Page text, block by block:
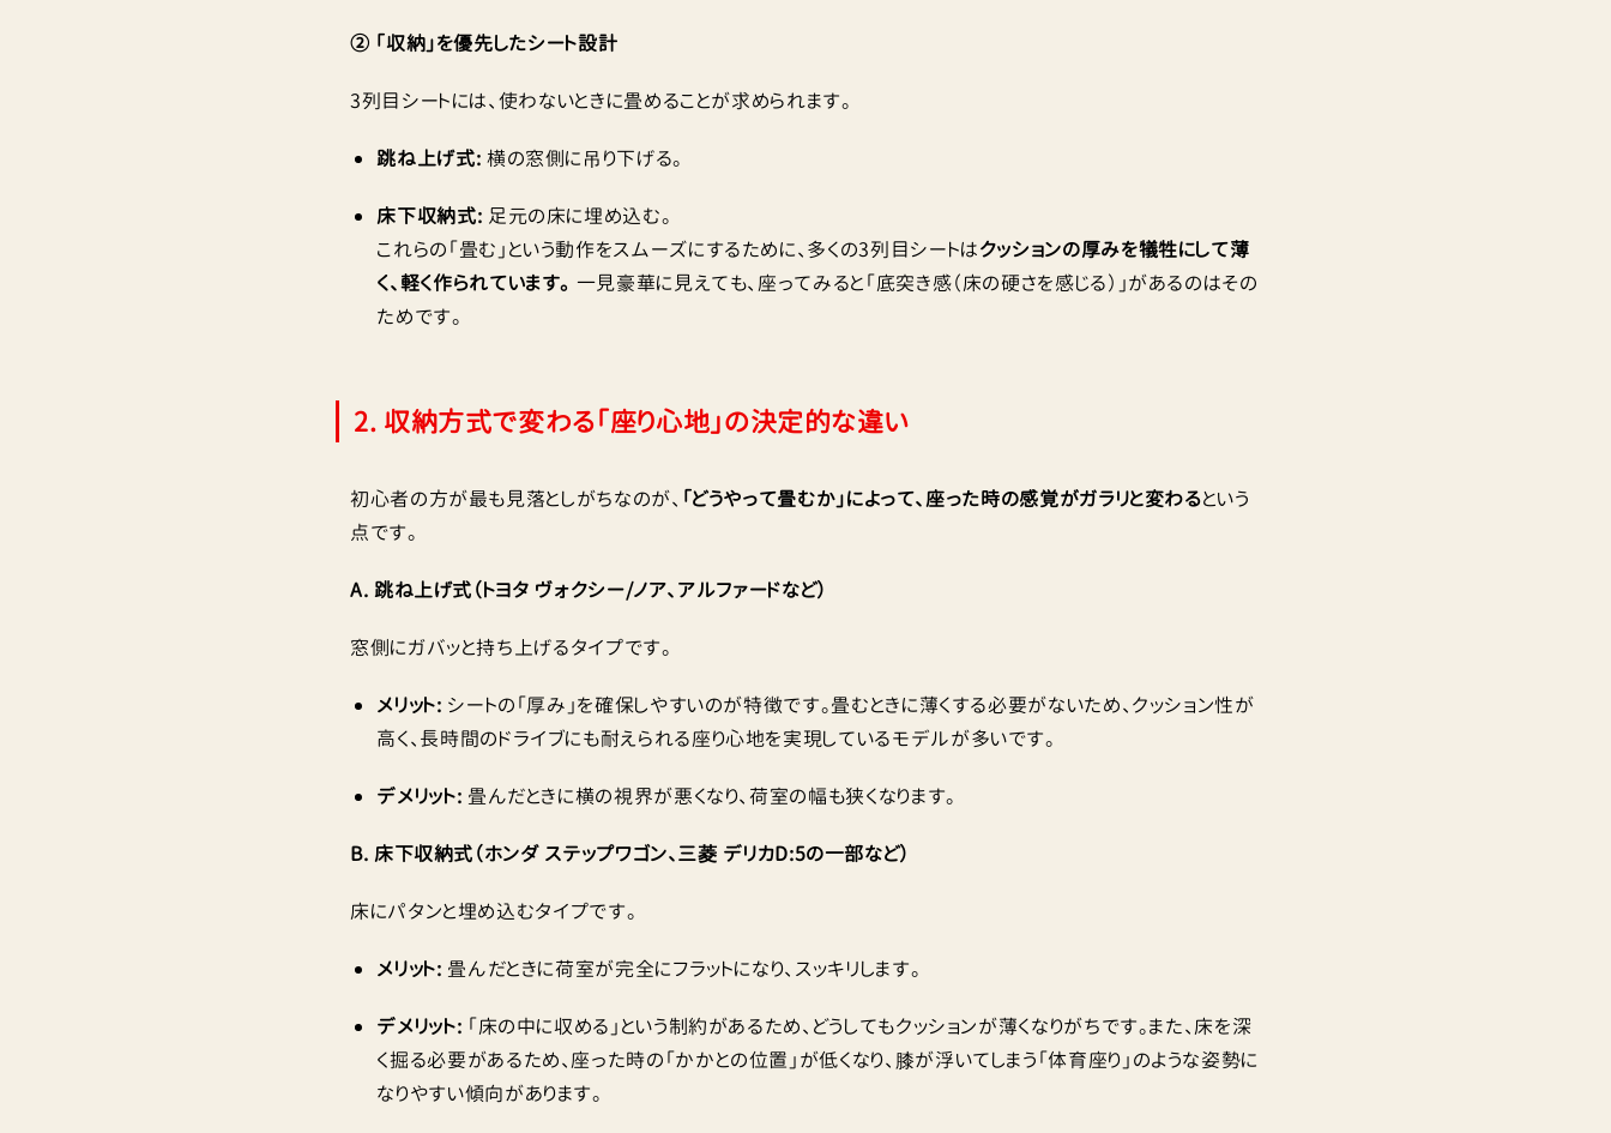
② 「収納」を優先したシート設計
3列目シートには、使わないときに畳めることが求められます。
跳ね上げ式: 横の窓側に吊り下げる。
床下収納式: 足元の床に埋め込む。
これらの「畳む」という動作をスムーズにするために、多くの3列目シートはクッションの厚みを犠牲にして薄
く、軽く作られています。 一見豪華に見えても、座ってみると「底突き感（床の硬さを感じる）」があるのはその
ためです。
2. 収納方式で変わる「座り心地」の決定的な違い
初心者の方が最も見落としがちなのが、 「どうやって畳むか」によって、座った時の感覚がガラリと変わるという
点です。
A. 跳ね上げ式（トヨタ ヴォクシー/ノア、アルファードなど）
窓側にガバッと持ち上げるタイプです。
メリット: シートの「厚み」を確保しやすいのが特徴です。畳むときに薄くする必要がないため、クッション性が
高く、長時間のドライブにも耐えられる座り心地を実現しているモデルが多いです。
デメリット: 畳んだときに横の視界が悪くなり、荷室の幅も狭くなります。
B. 床下収納式（ホンダ ステップワゴン、三菱 デリカD:5の一部など）
床にパタンと埋め込むタイプです。
メリット: 畳んだときに荷室が完全にフラットになり、スッキリします。
デメリット: 「床の中に収める」という制約があるため、どうしてもクッションが薄くなりがちです。また、床を深
く掘る必要があるため、座った時の「かかとの位置」が低くなり、膝が浮いてしまう「体育座り」のような姿勢に
なりやすい傾向があります。